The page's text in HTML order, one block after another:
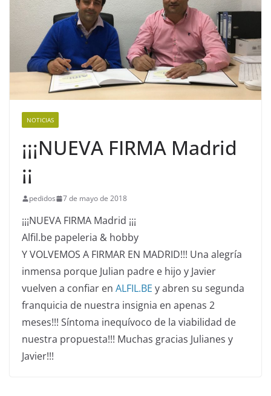
NOTICIAS
¡¡¡NUEVA FIRMA Madrid
¡¡
pedidos 7 de mayo de 2018
¡¡¡NUEVA FIRMA Madrid ¡¡¡
Alfil.be papeleria & hobby
Y VOLVEMOS A FIRMAR EN MADRID!!! Una alegría
inmensa porque Julian padre e hijo y Javier
vuelven a confiar en ALFIL.BE y abren su segunda
franquicia de nuestra insignia en apenas 2
meses!!! Síntoma inequívoco de la viabilidad de
nuestra propuesta!!! Muchas gracias Julianes y
Javier!!!